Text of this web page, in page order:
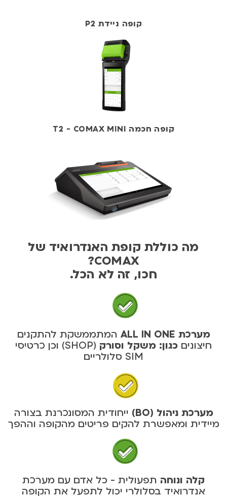
קופה ניידת P2
קופה חכמה T2 - COMAX MINI
מה כוללת קופת האנדרואיד של
COMAX?
חכו, זה לא הכל.
מערכת ALL IN ONE
המתממשקת להתקנים
חיצונים כגון: משקל וסורק (SHOP)
וכן כרטיסי
SIM סלולריים
מערכת ניהול (BO)
ייחודית המסונכרנת בצורה
מיידית ומאפשרת להקים פריטים מהקופה וההפך
קלה ונוחה תפעולית - כל אדם עם מערכת
אנדרואיד בסלולרי יכול לתפעל את הקופה